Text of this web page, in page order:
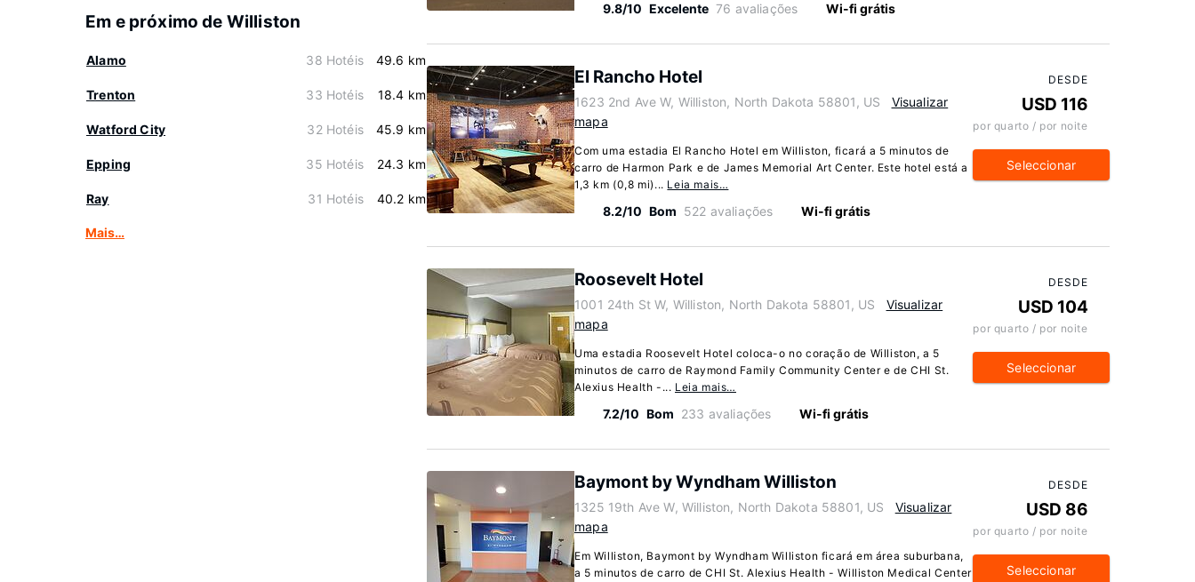
Em e próximo de Williston
Alamo 38 Hotéis 49.6 km
Trenton 33 Hotéis 18.4 km
Watford City 32 Hotéis 45.9 km
Epping 35 Hotéis 24.3 km
Ray 31 Hotéis 40.2 km
Mais…
9.8/10 Excelente 76 avaliações Wi-fi grátis
El Rancho Hotel
1623 2nd Ave W, Williston, North Dakota 58801, US
Visualizar
mapa
Com uma estadia El Rancho Hotel em Williston, ficará a 5 minutos de
carro de Harmon Park e de James Memorial Art Center. Este hotel está a
1,3 km (0,8 mi)... Leia mais…
8.2/10 Bom 522 avaliações Wi-fi grátis
DESDE
USD 116
por quarto / por noite
Seleccionar
Roosevelt Hotel
1001 24th St W, Williston, North Dakota 58801, US
Visualizar
mapa
Uma estadia Roosevelt Hotel coloca-o no coração de Williston, a 5
minutos de carro de Raymond Family Community Center e de CHI St.
Alexius Health -... Leia mais…
7.2/10 Bom 233 avaliações Wi-fi grátis
DESDE
USD 104
por quarto / por noite
Seleccionar
Baymont by Wyndham Williston
1325 19th Ave W, Williston, North Dakota 58801, US
Visualizar
mapa
Em Williston, Baymont by Wyndham Williston ficará em área suburbana,
a 5 minutos de carro de CHI St. Alexius Health - Williston Medical Center
DESDE
USD 86
por quarto / por noite
Seleccionar